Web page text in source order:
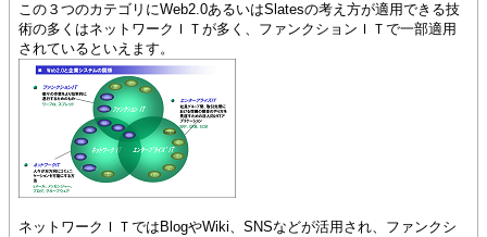
この３つのカテゴリにWeb2.0あるいはSlatesの考え方が適用できる技
術の多くはネットワークＩＴが多く、ファンクションＩＴで一部適用
されているといえます。
ネットワークＩＴではBlogやWiki、SNSなどが活用され、ファンクシ